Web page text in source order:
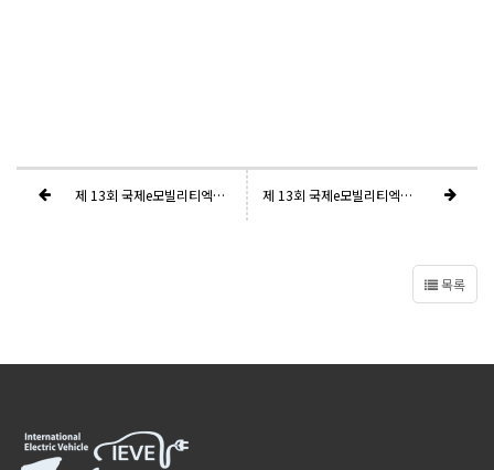
제 13회 국제e모빌리티엑스포 - 컨퍼런스 줌(Zoom) 참여정보 제 13회 국제e모빌리티엑스포 행사 안내
목록